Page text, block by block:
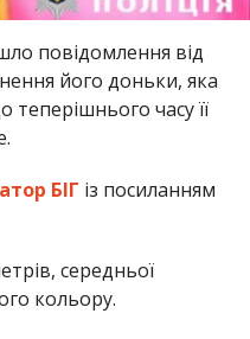
повідомлення від
його доньки, яка
часу її
БІГ із посиланням
середньої
кольору.